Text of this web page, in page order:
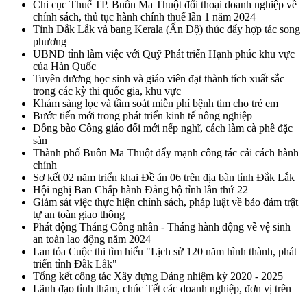
Chi cục Thuế TP. Buôn Ma Thuột đối thoại doanh nghiệp về
chính sách, thủ tục hành chính thuế lần 1 năm 2024
Tỉnh Đắk Lắk và bang Kerala (Ấn Độ) thúc đẩy hợp tác song
phương
UBND tỉnh làm việc với Quỹ Phát triển Hạnh phúc khu vực
của Hàn Quốc
Tuyên dương học sinh và giáo viên đạt thành tích xuất sắc
trong các kỳ thi quốc gia, khu vực
Khám sàng lọc và tầm soát miễn phí bệnh tim cho trẻ em
Bước tiến mới trong phát triển kinh tế nông nghiệp
Đồng bào Công giáo đổi mới nếp nghĩ, cách làm cà phê đặc
sản
Thành phố Buôn Ma Thuột đẩy mạnh công tác cải cách hành
chính
Sơ kết 02 năm triển khai Đề án 06 trên địa bàn tỉnh Đắk Lắk
Hội nghị Ban Chấp hành Đảng bộ tỉnh lần thứ 22
Giám sát việc thực hiện chính sách, pháp luật về bảo đảm trật
tự an toàn giao thông
Phát động Tháng Công nhân - Tháng hành động về vệ sinh
an toàn lao động năm 2024
Lan tỏa Cuộc thi tìm hiểu "Lịch sử 120 năm hình thành, phát
triển tỉnh Đắk Lắk"
Tổng kết công tác Xây dựng Đảng nhiệm kỳ 2020 - 2025
Lãnh đạo tỉnh thăm, chúc Tết các doanh nghiệp, đơn vị trên